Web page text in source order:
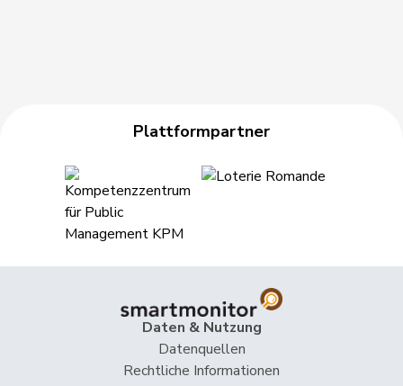
Plattformpartner
Daten & Nutzung
Datenquellen
Rechtliche Informationen